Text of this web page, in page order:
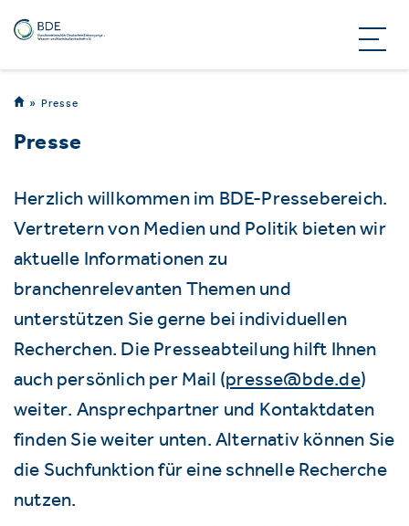
Presse
Presse
Herzlich willkommen im BDE-Pressebereich.
Vertretern von Medien und Politik bieten wir
aktuelle Informationen zu
branchenrelevanten Themen und
unterstützen Sie gerne bei individuellen
Recherchen. Die Presseabteilung hilft Ihnen
auch persönlich per Mail (presse@bde.de)
weiter. Ansprechpartner und Kontaktdaten
finden Sie weiter unten. Alternativ können Sie
die Suchfunktion für eine schnelle Recherche
nutzen.